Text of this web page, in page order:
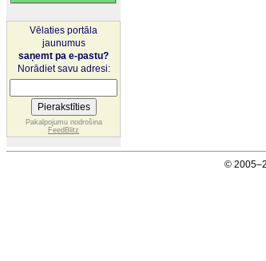
Vēlaties portāla
jaunumus
saņemt pa e-pastu?
Norādiet savu adresi:
Pakalpojumu nodrošina
FeedBlitz
©